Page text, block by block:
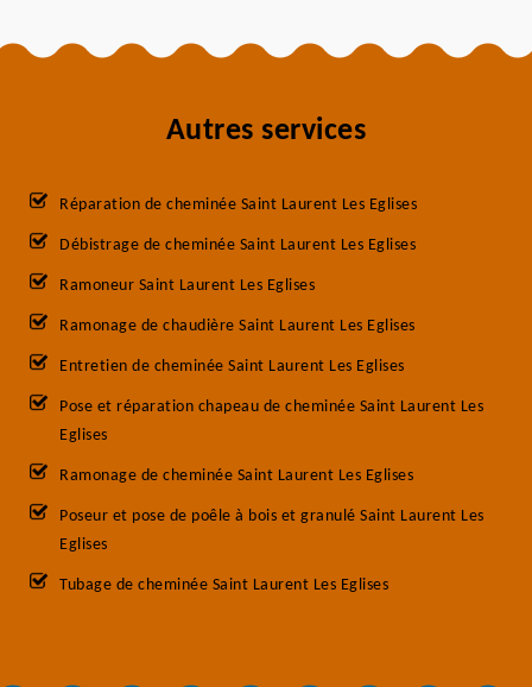
Autres services
Réparation de cheminée Saint Laurent Les Eglises
Débistrage de cheminée Saint Laurent Les Eglises
Ramoneur Saint Laurent Les Eglises
Ramonage de chaudière Saint Laurent Les Eglises
Entretien de cheminée Saint Laurent Les Eglises
Pose et réparation chapeau de cheminée Saint Laurent Les
Eglises
Ramonage de cheminée Saint Laurent Les Eglises
Poseur et pose de poêle à bois et granulé Saint Laurent Les
Eglises
Tubage de cheminée Saint Laurent Les Eglises